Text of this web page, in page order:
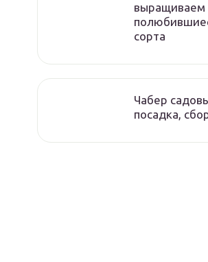
выращиваем
сорта
Чабер
посадка,